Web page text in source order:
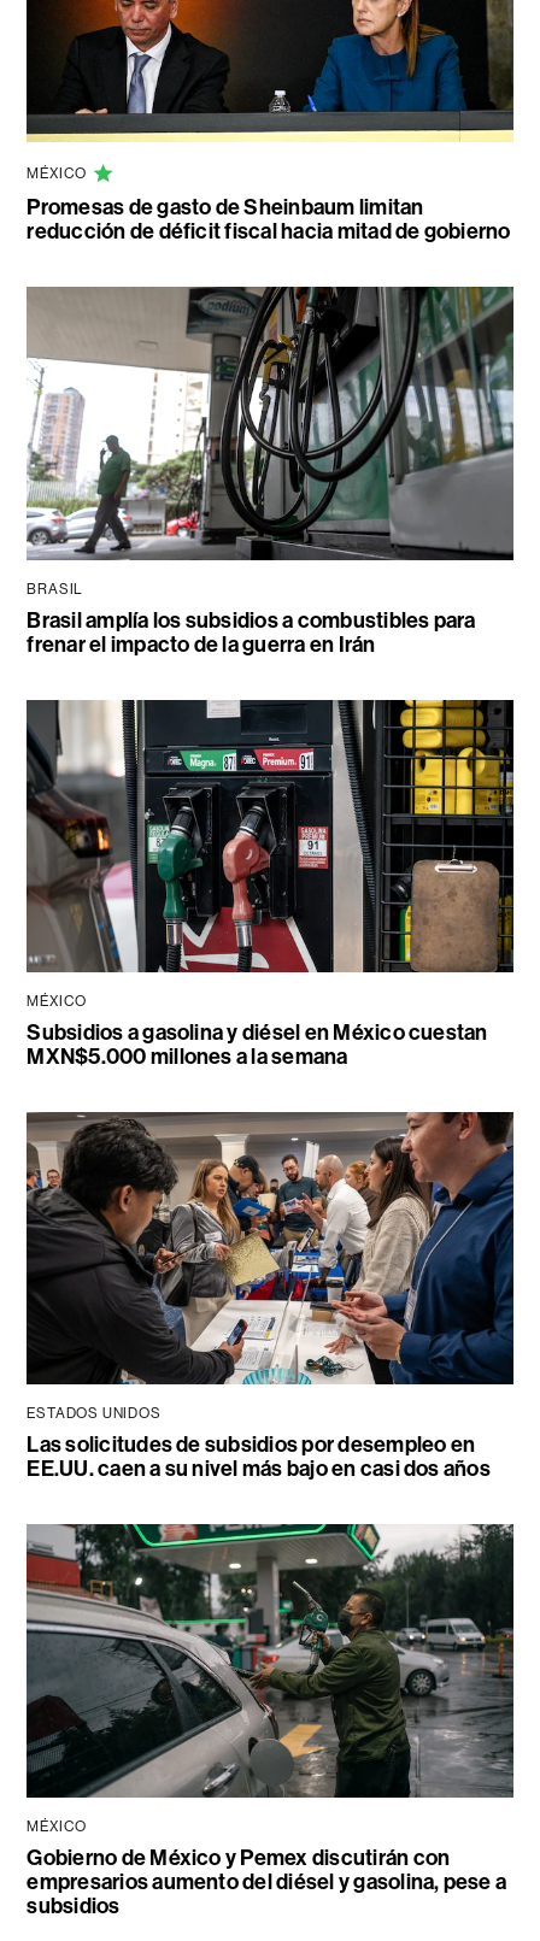
MÉXICO
Promesas de gasto de Sheinbaum limitan
reducción de déficit fiscal hacia mitad de gobierno
BRASIL
Brasil amplía los subsidios a combustibles para
frenar el impacto de la guerra en Irán
MÉXICO
Subsidios a gasolina y diésel en México cuestan
MXN$5.000 millones a la semana
ESTADOS UNIDOS
Las solicitudes de subsidios por desempleo en
EE.UU. caen a su nivel más bajo en casi dos años
MÉXICO
Gobierno de México y Pemex discutirán con
empresarios aumento del diésel y gasolina, pese a
subsidios